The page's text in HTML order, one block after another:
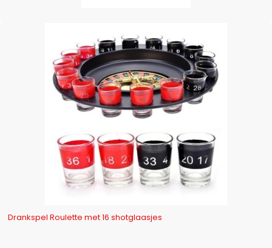
Drankspel Roulette met 16 shotglaasjes